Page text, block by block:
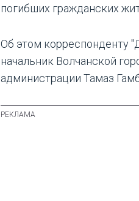
погибших гражданских
Об этом корреспонденту
начальник Волчанской
администрации Тамаз